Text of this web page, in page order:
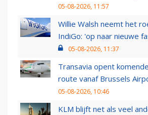
05-08-2026, 11:57
Willie Walsh neemt het
IndiGo: 'op naar nieuwe
05-08-2026, 11:37
Transavia opent
route vanaf Brussels
05-08-2026, 10:46
KLM blijft net als veel